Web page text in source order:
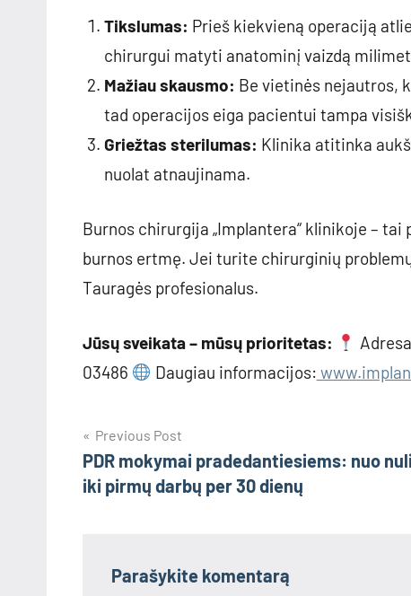
Tikslumas: Prieš kiekvieną operaciją
chirurgui matyti anatominį vaizdą
Mažiau skausmo: Be vietinės nejautros,
tad operacijos eiga pacientui tampa
Griežtas sterilumas: Klinika atitinka
nuolat atnaujinama.
Burnos chirurgija „Implantera“ klinikoje –
burnos ertmę. Jei turite chirurginių
Tauragės profesionalus.
Jūsų sveikata – mūsų prioritetas:
03486
Daugiau informacijos:
Navigacija
tarp
Previous Post
PDR mokymai pradedantiesiems: nuo
iki pirmų darbų per 30 dienų
Parašykite komentarą